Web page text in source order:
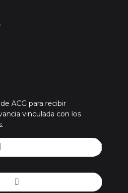
ACG para recibir
vinculada con los